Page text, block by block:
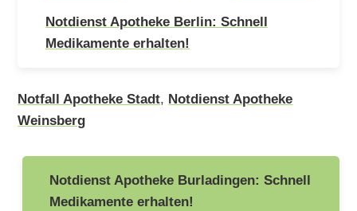
Notdienst Apotheke Berlin: Schnell
Medikamente erhalten!
Notfall Apotheke Stadt, Notdienst Apotheke
Weinsberg
Beitragsnavigation
Notdienst Apotheke Burladingen: Schnell
Medikamente erhalten!